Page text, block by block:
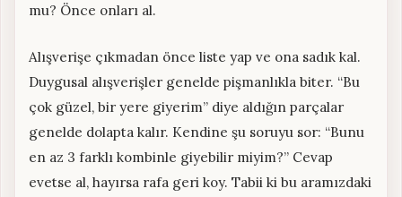
mu? Önce onları al.
Alışverişe çıkmadan önce liste yap ve ona sadık kal.
Duygusal alışverişler genelde pişmanlıkla biter. “Bu
çok güzel, bir yere giyerim” diye aldığın parçalar
genelde dolapta kalır. Kendine şu soruyu sor: “Bunu
en az 3 farklı kombinle giyebilir miyim?” Cevap
evetse al, hayırsa rafa geri koy. Tabii ki bu aramızdaki